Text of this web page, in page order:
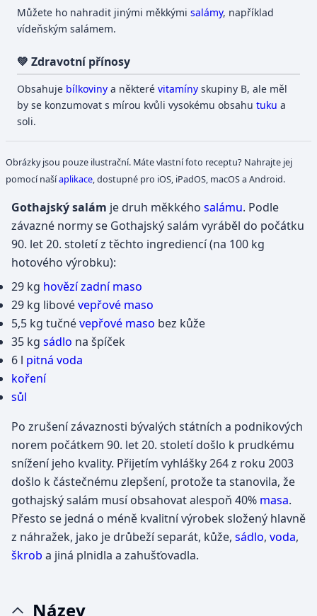
Můžete ho nahradit jinými měkkýmisalámy, například
vídeňským salámem.
💚 Zdravotní přínosy
Obsahuje bílkoviny a některévitamíny skupiny B, ale měl
by se konzumovat s mírou kvůli vysokému obsahutuku a
soli.
Obrázky jsou pouze ilustrační. Máte vlastní foto receptu? Nahrajte jej
pomocí našíaplikace , dostupné pro iOS, iPadOS, macOS a Android.
Gothajský salám je druh měkkého salámu. Podle
závazné normy se Gothajský salám vyráběl do počátku
90. let 20. století z těchto ingrediencí (na 100 kg
hotového výrobku):
29 kg hovězí zadní maso
29 kg libovévepřové maso
5,5 kg tučnévepřové maso bez kůže
35 kg sádlo na špíček
6 l pitná voda
koření
sůl
Po zrušení závaznosti bývalých státních a podnikových
norem počátkem 90. let 20. století došlo k prudkému
snížení jeho kvality. Přijetím vyhlášky 264 z roku 2003
došlo k částečnému zlepšení, protože ta stanovila, že
gothajský salám musí obsahovat alespoň 40% masa.
Přesto se jedná o méně kvalitní výrobek složený hlavně
z náhražek, jako je drůbeží separát, kůže, sádlo, voda,
škrob a jiná plnidla a zahušťovadla.
Název